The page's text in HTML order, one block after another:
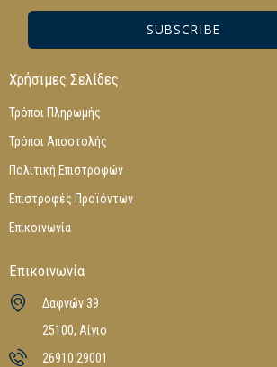
SUBSCRIBE
Χρήσιμες Σελίδες
Τρόποι Πληρωμής
Τρόποι Αποστολής
Πολιτική Επιστροφών
Επιστροφές Προϊόντων
Επικοινωνία
Επικοινωνία
Δαφνών 39
25100, Αίγιο
26910 29001